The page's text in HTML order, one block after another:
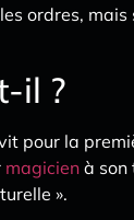
ordres,
il ?
pour la
magicien à son
».